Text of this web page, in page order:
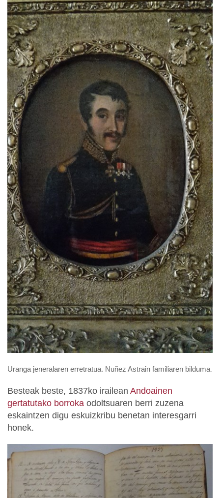
Uranga jeneralaren erretratua. Nuñez Astrain familiaren bilduma
Besteak beste, 1837ko irailean Andoainen
gertatutako borroka odoltsuaren berri zuzena
eskaintzen digu eskuizkribu benetan interesgarri
honek.